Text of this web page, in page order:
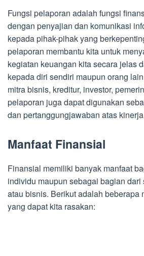
Fungsi pelaporan adalah fungsi
dengan penyajian dan komunikasi
kepada pihak-pihak yang
pelaporan membantu kita untuk
kegiatan keuangan kita secara jelas
kepada diri sendiri maupun orang
mitra bisnis, kreditur, investor,
pelaporan juga dapat digunakan
dan pertanggungjawaban atas
Manfaat Finansial
Finansial memiliki banyak manfaat
individu maupun sebagai bagian dari
atau bisnis. Berikut adalah beberapa
yang dapat kita rasakan: